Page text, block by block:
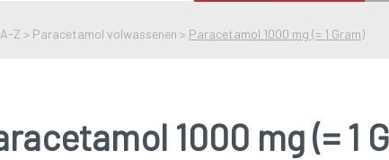
Z > Paracetamol volwassenen > Paracetamol 1000 mg (= 1 Gram)
1000 mg (= 1